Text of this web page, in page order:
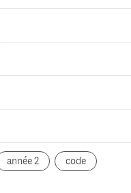
année 2 code